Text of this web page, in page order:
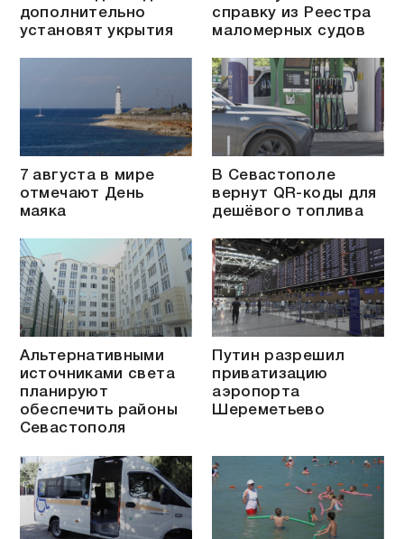
дополнительно
установят укрытия
справку из Реестра
маломерных судов
7 августа в мире
отмечают День
маяка
В Севастополе
вернут QR-коды для
дешёвого топлива
Альтернативными
источниками света
планируют
обеспечить районы
Севастополя
Путин разрешил
приватизацию
аэропорта
Шереметьево